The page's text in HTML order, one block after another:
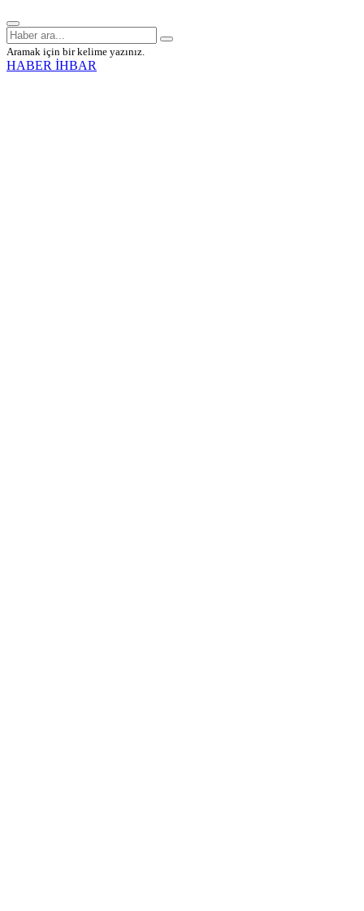
Aramak için bir kelime yazınız.
HABER İHBAR